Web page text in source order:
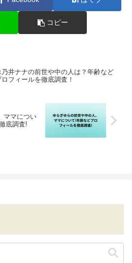
コピー
乃井ナナの前世や中の人は？年齢など
ロフィールを徹底調査！
ママについ
底調査!